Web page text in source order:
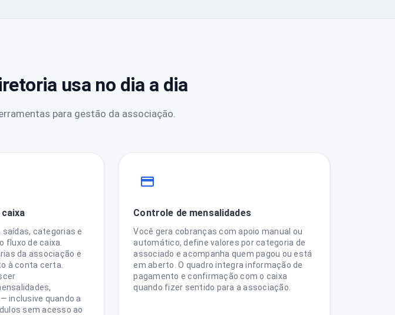
usa no dia a dia
para gestão da associação.
categorias e
fluxo de caixa.
da associação e
à conta certa.
inclusive quando a
sem acesso ao
Controle de mensalidades
Você gera cobranças com apoio manual ou
automático, define valores por categoria de
associado e acompanha quem pagou ou está
em aberto. O quadro integra informação de
pagamento e confirmação com o caixa
quando fizer sentido para a associação.